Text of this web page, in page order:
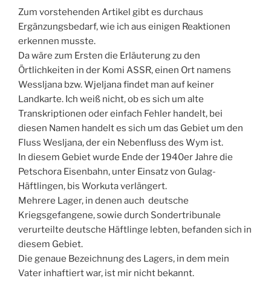
Zum vorstehenden Artikel gibt es durchaus
Ergänzungsbedarf, wie ich aus einigen Reaktionen
erkennen musste.
Da wäre zum Ersten die Erläuterung zu den
Örtlichkeiten in der Komi ASSR, einen Ort namens
Wessljana bzw. Wjeljana findet man auf keiner
Landkarte. Ich weiß nicht, ob es sich um alte
Transkriptionen oder einfach Fehler handelt, bei
diesen Namen handelt es sich um das Gebiet um den
Fluss Wesljana, der ein Nebenfluss des Wym ist.
In diesem Gebiet wurde Ende der 1940er Jahre die
Petschora Eisenbahn, unter Einsatz von Gulag-
Häftlingen, bis Workuta verlängert.
Mehrere Lager, in denen auch deutsche
Kriegsgefangene, sowie durch Sondertribunale
verurteilte deutsche Häftlinge lebten, befanden sich in
diesem Gebiet.
Die genaue Bezeichnung des Lagers, in dem mein
Vater inhaftiert war, ist mir nicht bekannt.